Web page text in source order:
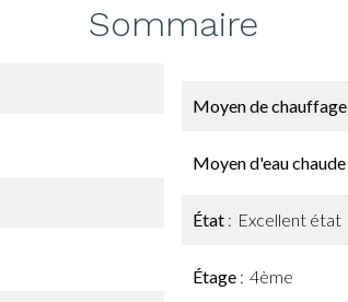
Sommaire
Moyen de chauffage
Moyen d'eau chaude
État Excellent état
Étage 4ème